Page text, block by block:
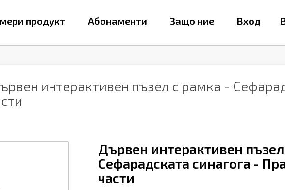
продукт Абонаменти Защо ние Вход
интерактивен пъзел с рамка -
Дървен интерактивен
Сефарадската синагога -
части